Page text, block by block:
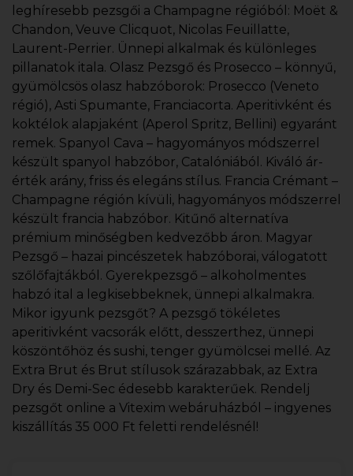
leghíresebb pezsgői a Champagne régióból: Moët &
Chandon, Veuve Clicquot, Nicolas Feuillatte,
Laurent-Perrier. Ünnepi alkalmak és különleges
pillanatok itala. Olasz Pezsgő és Prosecco – könnyű,
gyümölcsös olasz habzóborok: Prosecco (Veneto
régió), Asti Spumante, Franciacorta. Aperitivként és
koktélok alapjaként (Aperol Spritz, Bellini) egyaránt
remek. Spanyol Cava – hagyományos módszerrel
készült spanyol habzóbor, Catalóniából. Kiváló ár-
érték arány, friss és elegáns stílus. Francia Crémant –
Champagne régión kívüli, hagyományos módszerrel
készült francia habzóbor. Kitűnő alternatíva
prémium minőségben kedvezőbb áron. Magyar
Pezsgő – hazai pincészetek habzóborai, válogatott
szőlőfajtákból. Gyerekpezsgő – alkoholmentes
habzó ital a legkisebbeknek, ünnepi alkalmakra.
Mikor igyunk pezsgőt? A pezsgő tökéletes
aperitivként vacsorák előtt, desszerthez, ünnepi
köszöntőhöz és sushi, tenger gyümölcsei mellé. Az
Extra Brut és Brut stílusok szárazabbak, az Extra
Dry és Demi-Sec édesebb karakterűek. Rendelj
pezsgőt online a Vitexim webáruházból – ingyenes
kiszállítás 35 000 Ft feletti rendelésnél!